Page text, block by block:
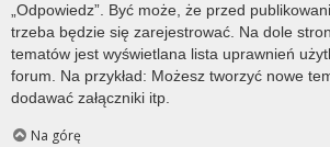
„Odpowiedz”. Być może, że przed
trzeba będzie się zarejestrować. Na dole
tematów jest wyświetlana lista uprawnień
forum. Na przykład: Możesz tworzyć nowe
dodawać załączniki itp.
Na górę